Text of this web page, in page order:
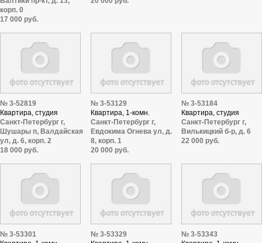
корп. 0
17 000 руб.
№ 3-52819
Квартира, студия
Санкт-Петербург г,
Шушары п, Валдайская
ул, д. 6, корп. 2
18 000 руб.
№ 3-53129
Квартира, 1-комн.
Санкт-Петербург г,
Евдокима Огнева ул, д.
8, корп. 1
20 000 руб.
№ 3-53184
Квартира, студия
Санкт-Петербург г,
Вилькицкий б-р, д. 6
22 000 руб.
№ 3-53301
№ 3-53329
№ 3-53343